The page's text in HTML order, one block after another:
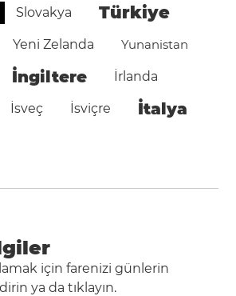
Slovakya Türkiye
Yeni Zelanda Yunanistan
İngiltere İrlanda
İsveç İsviçre İtalya
için farenizi günlerin
ya da tıklayın.